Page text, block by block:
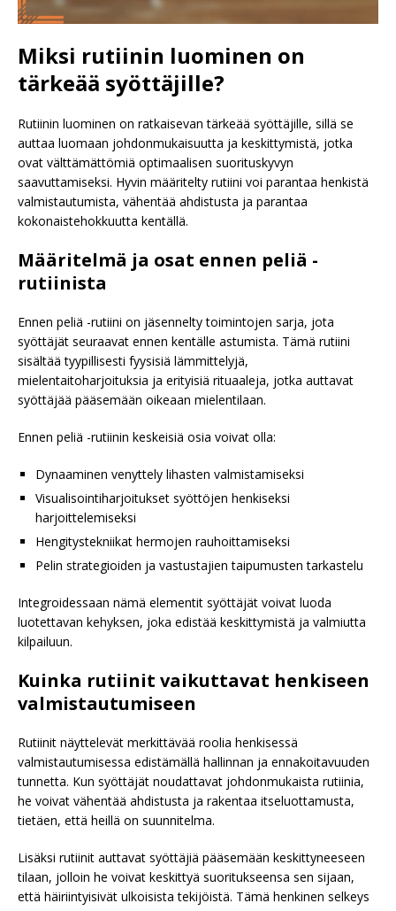
Miksi rutiinin luominen on
tärkeää syöttäjille?
Rutiinin luominen on ratkaisevan tärkeää syöttäjille, sillä se
auttaa luomaan johdonmukaisuutta ja keskittymistä, jotka
ovat välttämättömiä optimaalisen suorituskyvyn
saavuttamiseksi. Hyvin määritelty rutiini voi parantaa henkistä
valmistautumista, vähentää ahdistusta ja parantaa
kokonaistehokkuutta kentällä.
Määritelmä ja osat ennen peliä -
rutiinista
Ennen peliä -rutiini on jäsennelty toimintojen sarja, jota
syöttäjät seuraavat ennen kentälle astumista. Tämä rutiini
sisältää tyypillisesti fyysisiä lämmittelyjä,
mielentaitoharjoituksia ja erityisiä rituaaleja, jotka auttavat
syöttäjää pääsemään oikeaan mielentilaan.
Ennen peliä -rutiinin keskeisiä osia voivat olla:
Dynaaminen venyttely lihasten valmistamiseksi
Visualisointiharjoitukset syöttöjen henkiseksi
harjoittelemiseksi
Hengitystekniikat hermojen rauhoittamiseksi
Pelin strategioiden ja vastustajien taipumusten tarkastelu
Integroidessaan nämä elementit syöttäjät voivat luoda
luotettavan kehyksen, joka edistää keskittymistä ja valmiutta
kilpailuun.
Kuinka rutiinit vaikuttavat henkiseen
valmistautumiseen
Rutiinit näyttelevät merkittävää roolia henkisessä
valmistautumisessa edistämällä hallinnan ja ennakoitavuuden
tunnetta. Kun syöttäjät noudattavat johdonmukaista rutiinia,
he voivat vähentää ahdistusta ja rakentaa itseluottamusta,
tietäen, että heillä on suunnitelma.
Lisäksi rutiinit auttavat syöttäjiä pääsemään keskittyneeseen
tilaan, jolloin he voivat keskittyä suoritukseensa sen sijaan,
että häiriintyisivät ulkoisista tekijöistä. Tämä henkinen selkeys